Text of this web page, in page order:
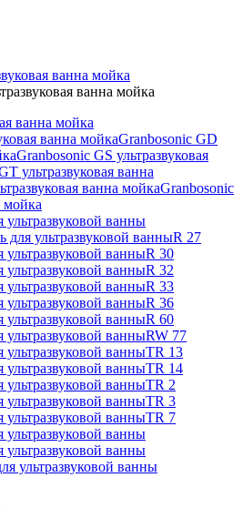
ванна мойка
ванна мойка
ванна мойка
ванна мойкаGranbosonic GD
Granbosonic GS ультразвуковая
ультразвуковая ванна
ванна мойкаGranbosonic
мойка
ванны
ультразвуковой ванныR 27
ванныR 30
ванныR 32
ванныR 33
ванныR 36
ванныR 60
ванныRW 77
ванныTR 13
ванныTR 14
ванныTR 2
ванныTR 3
ванныTR 7
ванны
ванны
ультразвуковой ванны